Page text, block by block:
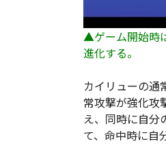
▲ゲーム開始時
進化する。
カイリューの通
常攻撃が強化攻
え、同時に自分
て、命中時に自